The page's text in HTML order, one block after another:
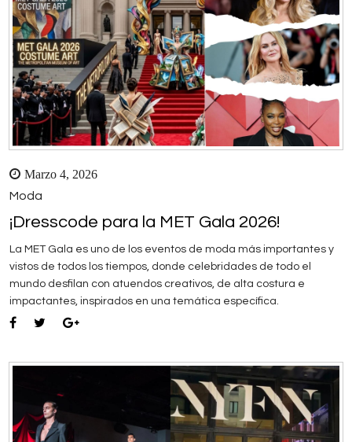
Marzo 4, 2026
Moda
¡Dresscode para la MET Gala 2026!
La MET Gala es uno de los eventos de moda más importantes y
vistos de todos los tiempos, donde celebridades de todo el
mundo desfilan con atuendos creativos, de alta costura e
impactantes, inspirados en una temática específica.